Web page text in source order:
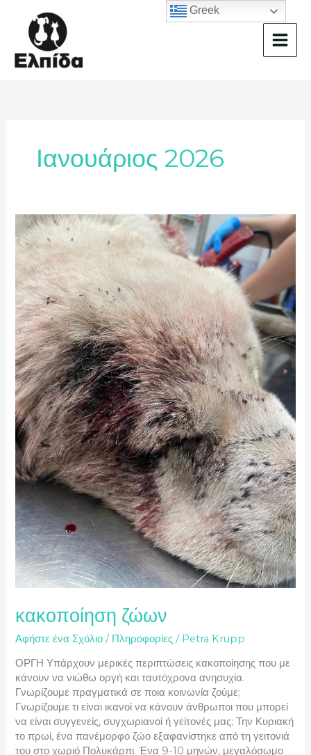
περιεχόμενο
Ιανουάριος 2026
κακοποίηση ζώων
Αφήστε ένα Σχόλιο / Πληροφορίες / Petra Krupp
ΟΡΓΗ Υπάρχουν μερικές περιπτώσεις κακοποίησης που με
κάνουν να νιώθω οργή και ταυτόχρονα ανησυχία.
Γνωρίζουμε πραγματικά σε ποια κοινωνία ζούμε;
Γνωρίζουμε τι είναι ικανοί να κάνουν άνθρωποι που μπορεί
να είναι συγγενείς, συγχωριανοί ή γείτονές μας; Την Κυριακή
το πρωί, ένα πανέμορφο ζώο εξαφανίστηκε από τη γειτονιά
του στο χωριό Πολυκάρπι. Ένα 9-10 μηνών, μεγαλόσωμο
κακοποίηση
ζώων
Greek